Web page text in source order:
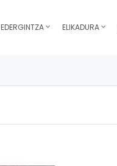
EDERGINTZA ELIKADURA